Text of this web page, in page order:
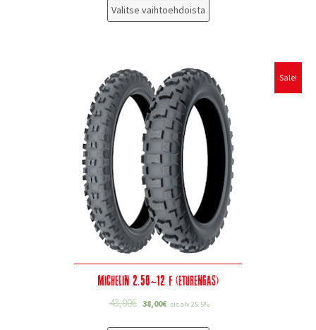
Valitse vaihtoehdoista
Sale!
Michelin 2.50-12 F (eturengas)
43,00€ 38,00€ sis alv 25.5%